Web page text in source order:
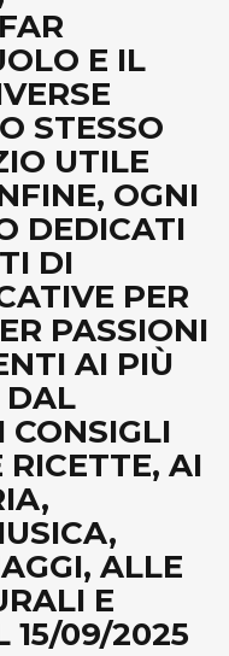
E IL
STESSO
UTILE
OGNI
DEDICATI
DI
PER
PASSIONI
AI PIÙ
DAL
CONSIGLI
RICETTE, AI
ALLE
E
15/09/2025